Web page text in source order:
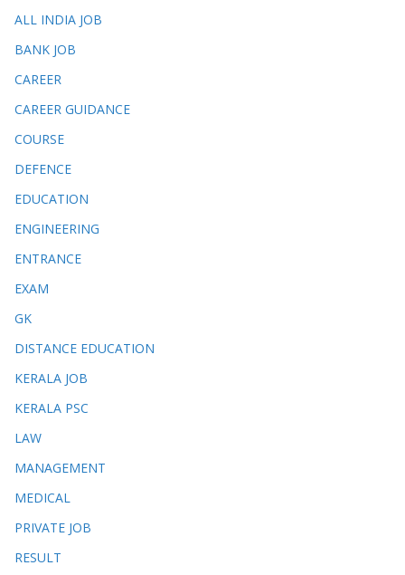
ALL INDIA JOB
BANK JOB
CAREER
CAREER GUIDANCE
COURSE
DEFENCE
EDUCATION
ENGINEERING
ENTRANCE
EXAM
GK
DISTANCE EDUCATION
KERALA JOB
KERALA PSC
LAW
MANAGEMENT
MEDICAL
PRIVATE JOB
RESULT